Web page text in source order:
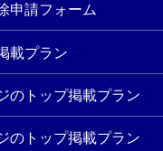
申請フォーム
載プラン
のトップ掲載プラン
のトップ掲載プラン